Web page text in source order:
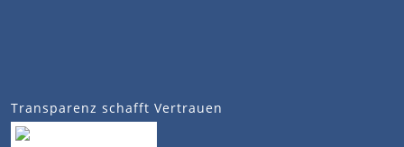
Transparenz schafft Vertrauen